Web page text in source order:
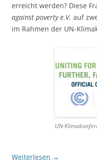
erreicht werden? Diese
against poverty e.V. auf
im Rahmen der UN-
UN-
Weiterlesen →